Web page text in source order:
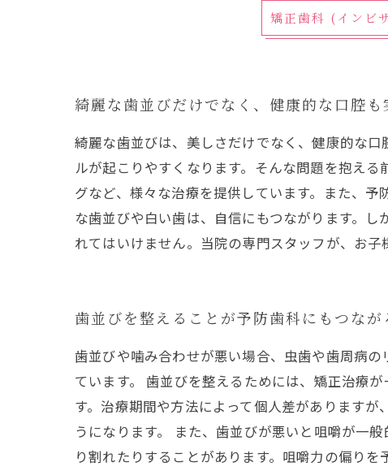
矯正歯科 (インビ
綺麗な歯並びだけでなく、健康的な口腔も
綺麗な歯並びは、美しさだけでなく、健康的な
ルが起こりやすくなります。そんな問題を抱え
グなど、様々な治療を提供しています。また、
な歯並びや白い歯は、自信にもつながります。
れてはいけません。当院の専門スタッフが、お
歯並びを整えることが予防歯科にもつなが
歯並びや噛み合わせが悪い場合、虫歯や歯周病
ています。 歯並びを整えるためには、矯正治療
す。治療期間や方法によって個人差があります
うになります。 また、歯並びが悪いと咀嚼が一
り割れたりすることがあります。咀嚼力の偏り